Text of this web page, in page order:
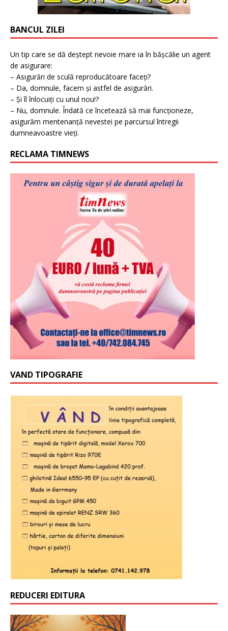
BANCUL ZILEI
Un tip care se dă deștept nevoie mare ia în bășcălie un agent
de asigurare:
– Asigurări de sculă reproducătoare faceți?
– Da, domnule, facem și astfel de asigurări.
– Și îl înlocuiți cu unul nou!?
– Nu, domnule. Îndată ce încetează să mai funcționeze,
asigurăm mentenanță nevestei pe parcursul întregii
dumneavoastre vieți.
RECLAMA TIMNEWS
VAND TIPOGRAFIE
REDUCERI EDITURA